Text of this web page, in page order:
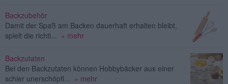
Backzubehör
Damit der Spaß am Backen dauerhaft erhalten bleibt,
spielt die richti...
» mehr
Backzutaten
Bei den Backzutaten können Hobbybäcker aus einer
schier unerschöpfl...
» mehr